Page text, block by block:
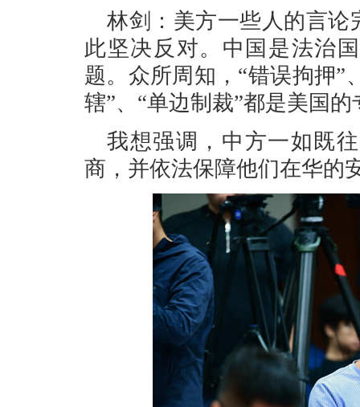
林剑：美方一些人的言论
此坚决反对。中国是法治
题。众所周知，“错误拘押”
辖”、“单边制裁”都是美国的
我想强调，中方一如既
商，并依法保障他们在华的